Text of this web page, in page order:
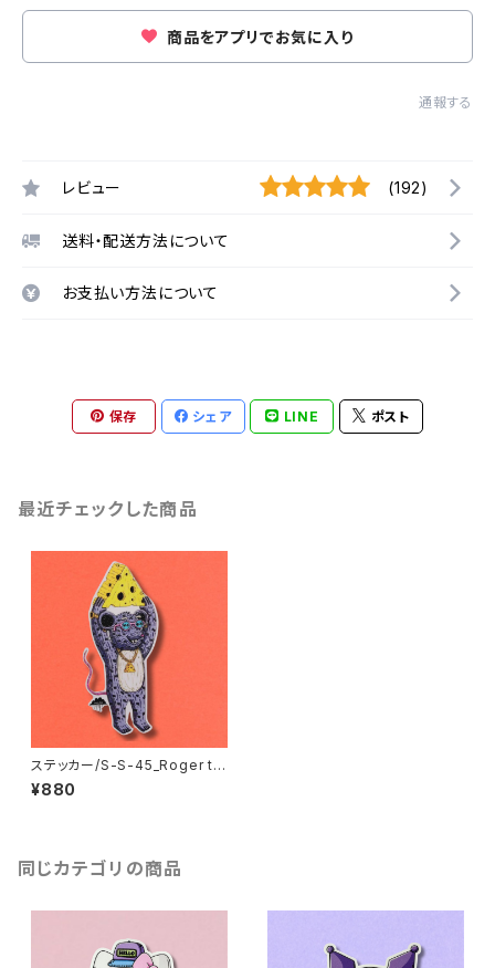
商品をアプリでお気に入り
通報する
レビュー (192)
送料・配送方法について
お支払い方法について
保存 シェア LINE ポスト
最近チェックした商品
ステッカー/S-S-45_Roger th
e Rattus
¥880
同じカテゴリの商品